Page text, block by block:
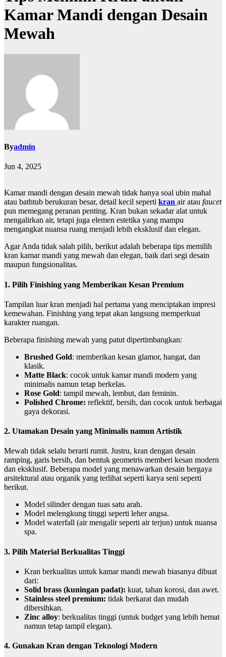
Kamar Mandi dengan Desain
Mewah
Byadmin
Jun 4, 2025
Kamar mandi dengan desain mewah tidak hanya soal ubin mahal
atau bathtub berukuran besar, detail kecil seperti kran air atau faucet
pun memegang peranan penting. Kran bukan sekadar alat untuk
mengalirkan air, tetapi juga elemen estetika yang mampu
mengangkat nuansa ruang menjadi lebih eksklusif dan elegan.
Agar Anda tidak salah pilih, berikut adalah beberapa tips memilih
kran kamar mandi yang mewah dan elegan, baik dari segi desain
maupun fungsionalitas.
1. Pilih Finishing yang Memberikan Kesan Premium
Tampilan luar kran menjadi hal pertama yang menciptakan impresi
kemewahan. Finishing yang tepat akan langsung memperkuat
karakter ruangan.
Beberapa finishing mewah yang patut dipertimbangkan:
Brushed Gold: memberikan kesan glamor, hangat, dan
klasik.
Matte Black: cocok untuk kamar mandi modern yang
minimalis namun tetap berkelas.
Rose Gold: tampil mewah, lembut, dan feminin.
Polished Chrome: reflektif, bersih, dan cocok untuk berbagai
gaya dekorasi.
2. Utamakan Desain yang Minimalis namun Artistik
Mewah tidak selalu berarti rumit. Justru, kran dengan desain
ramping, garis bersih, dan bentuk geometris memberi kesan modern
dan eksklusif. Beberapa model yang menawarkan desain bergaya
arsitektural atau organik yang terlihat seperti karya seni seperti
berikut.
Model silinder dengan tuas satu arah.
Model melengkung tinggi seperti leher angsa.
Model waterfall (air mengalir seperti air terjun) untuk nuansa
spa.
3. Pilih Material Berkualitas Tinggi
Kran berkualitas untuk kamar mandi mewah biasanya dibuat
dari:
Solid brass (kuningan padat): kuat, tahan korosi, dan awet.
Stainless steel premium: tidak berkarat dan mudah
dibersihkan.
Zinc alloy: berkualitas tinggi (untuk budget yang lebih hemat
namun tetap tampil elegan).
4. Gunakan Kran dengan Teknologi Modern